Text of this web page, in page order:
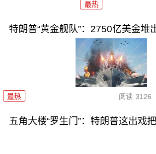
最热
特朗普“黄金舰队”：2750亿美金堆
最热 阅读 3126
五角大楼“罗生门”：特朗普这出戏